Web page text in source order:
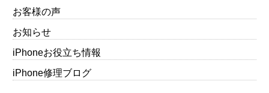
お客様の声
お知らせ
iPhoneお役立ち情報
iPhone修理ブログ